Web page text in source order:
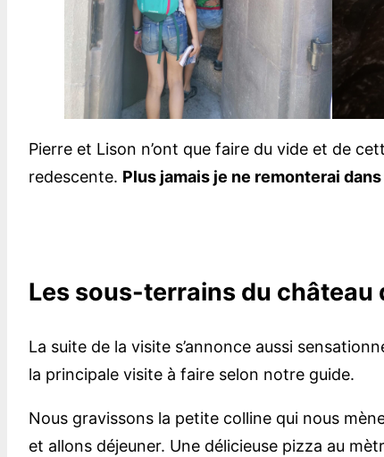
Pierre et Lison n’ont que faire du vide et de
redescente. Plus jamais je ne remonterai
Les sous-terrains du château
La suite de la visite s’annonce aussi
la principale visite à faire selon notre guide.
Nous gravissons la petite colline qui nous
et allons déjeuner. Une délicieuse pizza au